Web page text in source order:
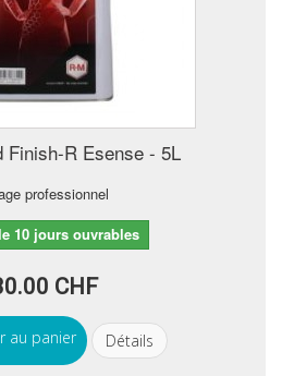
Finish-R Esense - 5L
professionnel
10 jours ouvrables
CHF
au panier Détails